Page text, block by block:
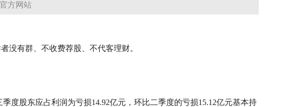
方网站
没有群、不收费荐股、不代客理财。
度股东应占利润为亏损14.92亿元，环比二季度的亏损15.12亿元基本持